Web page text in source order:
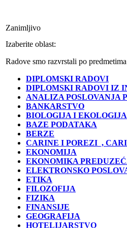
Zanimljivo
Izaberite oblast:
Radove smo razvrstali po
DIPLOMSKI RADOVI
DIPLOMSKI RADOVI IZ
ANALIZA POSLOVANJA
BANKARSTVO
BIOLOGIJA I EKOLOGIJA
BAZE PODATAKA
BERZE
CARINE I POREZI ,
EKONOMIJA
EKONOMIKA
ELEKTRONSKO
ETIKA
FILOZOFIJA
FIZIKA
FINANSIJE
GEOGRAFIJA
HOTELIJARSTVO